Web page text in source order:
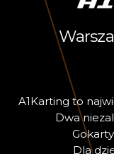
A1Karting to najwi
Dwa niezal
Gokarty
Dla dzi